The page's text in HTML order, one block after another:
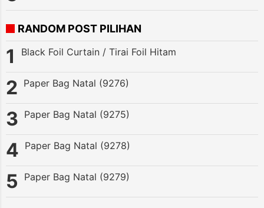
RANDOM POST PILIHAN
Black Foil Curtain / Tirai Foil Hitam
Paper Bag Natal (9276)
Paper Bag Natal (9275)
Paper Bag Natal (9278)
Paper Bag Natal (9279)